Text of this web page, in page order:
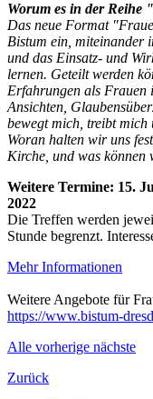
Worum es in der Reihe
Das neue Format
Bistum ein, miteinander
und das Einsatz- und
lernen. Geteilt werden
Erfahrungen als Frauen
Ansichten,
bewegt mich, treibt mich
Woran halten wir uns
Kirche, und was können
Weitere Termine: 15.
2022
Die Treffen werden
Stunde begrenzt.
Mehr Informationen
Weitere Angebote für
https://www.bistum-
Alle vorherige nächste
Zurück